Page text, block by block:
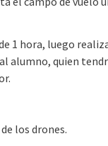
1 hora, luego
alumno, quien
los drones.